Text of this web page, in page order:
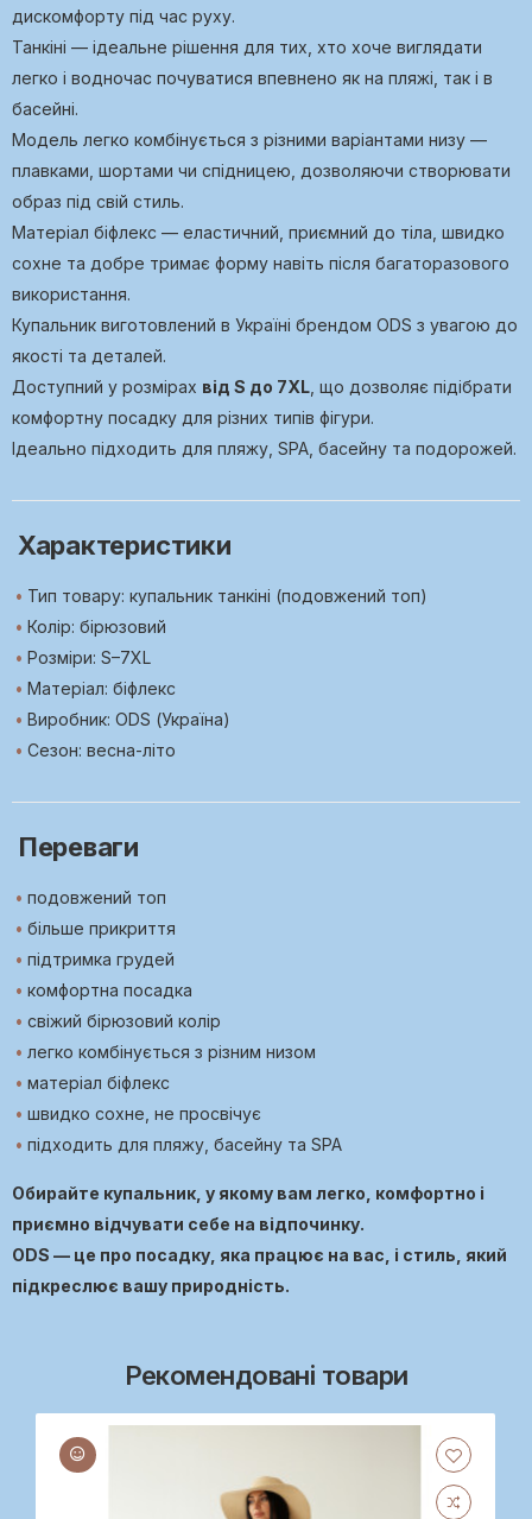
дискомфорту під час руху.
Танкіні — ідеальне рішення для тих, хто хоче виглядати
легко і водночас почуватися впевнено як на пляжі, так і в
басейні.
Модель легко комбінується з різними варіантами низу —
плавками, шортами чи спідницею, дозволяючи створювати
образ під свій стиль.
Матеріал біфлекс — еластичний, приємний до тіла, швидко
сохне та добре тримає форму навіть після багаторазового
використання.
Купальник виготовлений в Україні брендом ODS з увагою до
якості та деталей.
Доступний у розмірах від S до 7XL , що дозволяє підібрати
комфортну посадку для різних типів фігури.
Ідеально підходить для пляжу, SPA, басейну та подорожей.
Характеристики
Тип товару: купальник танкіні (подовжений топ)
Колір: бірюзовий
Розміри: S–7XL
Матеріал: біфлекс
Виробник: ODS (Україна)
Сезон: весна-літо
Переваги
подовжений топ
більше прикриття
підтримка грудей
комфортна посадка
свіжий бірюзовий колір
легко комбінується з різним низом
матеріал біфлекс
швидко сохне, не просвічує
підходить для пляжу, басейну та SPA
Обирайте купальник, у якому вам легко, комфортно і
приємно відчувати себе на відпочинку.
ODS — це про посадку, яка працює на вас, і стиль, який
підкреслює вашу природність.
Рекомендовані товари